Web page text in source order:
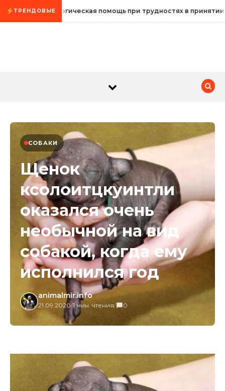
Промотать к содержимому
ТРЕНДОВЫЕ
Психологическая помощь при трудностях в принятии
СОБАКИ
Щенок
ксолоитцкуинтли
оказался очень
необычной на вид
собакой, когда ему
исполнился год
animalmir.info
21.09.2020/1 мин. чтения/ 0